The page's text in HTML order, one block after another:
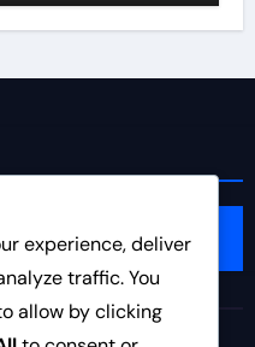
experience, deliver
traffic. You
allow by clicking